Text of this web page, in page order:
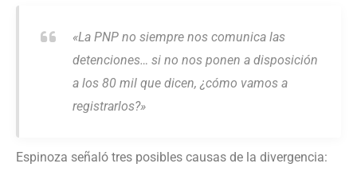
«La PNP no siempre nos comunica las
detenciones… si no nos ponen a disposición
a los 80 mil que dicen, ¿cómo vamos a
registrarlos?»
Espinoza señaló tres posibles causas de la divergencia: